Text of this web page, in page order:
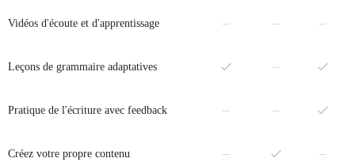
Vidéos d'écoute et d'apprentissage –Non –Non –Non
Leçons de grammaire adaptatives –Non
Pratique de l'écriture avec feedback –Non –Non
Créez votre propre contenu –Non –Non